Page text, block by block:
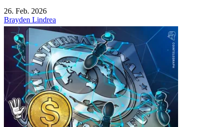
26. Feb. 2026
Brayden Lindrea